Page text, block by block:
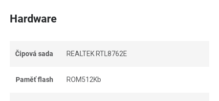
Hardware
Čipová sada REALTEK RTL8762E
Paměť flash ROM512Kb